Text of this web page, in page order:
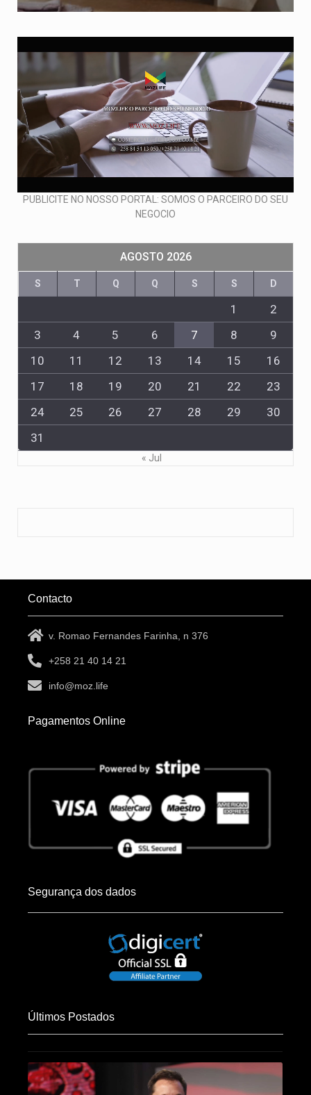
PUBLICITE NO NOSSO PORTAL: SOMOS O PARCEIRO DO SEU
NEGOCIO
AGOSTO 2026
S T Q Q S S D
1
2
3
4 5 6 7 8
9
10
11 12 13 14 15
16
17
18 19 20 21 22
23
24
25 26 27 28 29
30
31
« Jul
Contacto
v. Romao Fernandes Farinha, n 376
+258 21 40 14 21
info@moz.life
Pagamentos Online
Segurança dos dados
Últimos Postados